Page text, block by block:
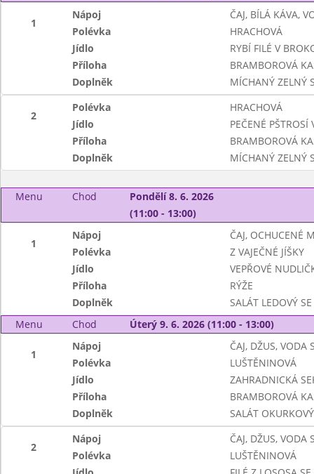
1
Nápoj
ČAJ, BÍLÁ KÁVA,
Polévka
HRACHOVÁ
Jídlo
RYBÍ FILÉ V
Příloha
BRAMBOROVÁ
Doplněk
MÍCHANÝ ZELNÝ
2
Polévka
HRACHOVÁ
Jídlo
PEČENÉ PŠTROSÍ
Příloha
BRAMBOROVÁ
Doplněk
MÍCHANÝ ZELNÝ
Menu Chod
Pondělí 8. 6. 2026
(11:00 - 13:00)
1
Nápoj
ČAJ, OCHUCENÉ
Polévka
Z VAJEČNÉ JÍŠKY
Jídlo
VEPŘOVÉ
Příloha
RÝŽE
Doplněk
SALÁT LEDOVÝ
Menu
Chod Úterý 9. 6. 2026 (11:00 - 13:00)
1
Nápoj
ČAJ, DŽUS, VODA
Polévka
LUŠTĚNINOVÁ
Jídlo
ZAHRADNICKÁ
Příloha
BRAMBOROVÁ
Doplněk
SALÁT
2
Nápoj
ČAJ, DŽUS, VODA
Polévka
LUŠTĚNINOVÁ